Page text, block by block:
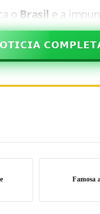
o Brasil e a
Famosa